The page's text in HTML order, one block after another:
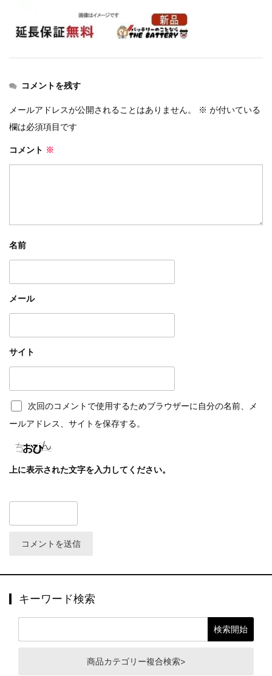
コメントを残す
メールアドレスが公開されることはありません。 ※ が付いている
欄は必須項目です
コメント ※
名前
メール
サイト
次回のコメントで使用するためブラウザーに自分の名前、メ
ールアドレス、サイトを保存する。
上に表示された文字を入力してください。
キーワード検索
商品カテゴリー複合検索>